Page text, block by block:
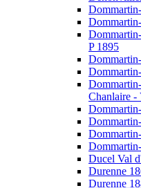
P 1895
Chanlaire -
Ducel Val
Durenne
Durenne